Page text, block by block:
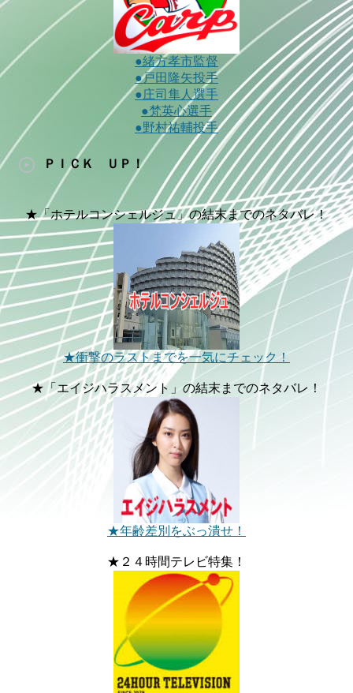
●緒方孝市監督
●戸田隆矢投手
●庄司隼人選手
●梵英心選手
●野村祐輔投手
ＰＩＣＫ ＵＰ！
★「ホテルコンシェルジュ」の結末までのネタバレ！
★衝撃のラストまでを一気にチェック！
★「エイジハラスメント」の結末までのネタバレ！
★年齢差別をぶっ潰せ！
★２４時間テレビ特集！